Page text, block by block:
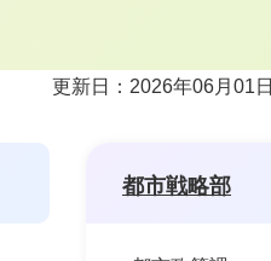
更新日：2026年06月01日
都市戦略部